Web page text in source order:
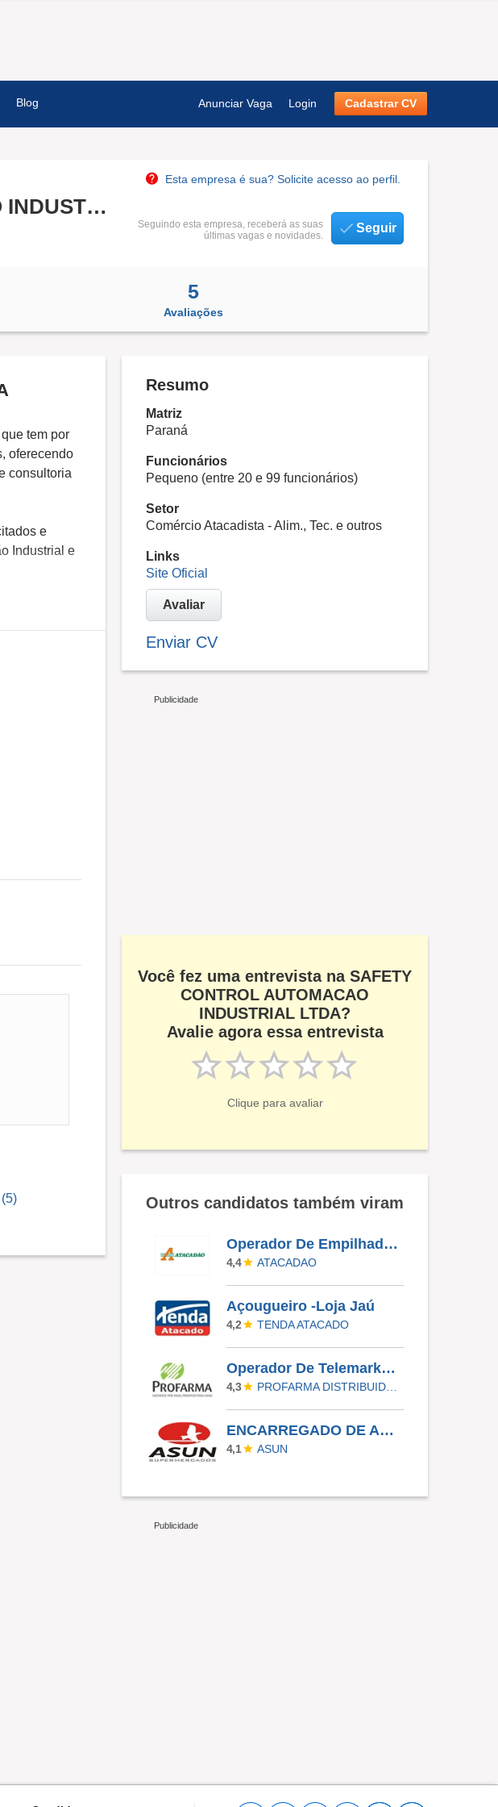
Blog Anunciar Vaga Login Cadastrar CV
Esta empresa é sua? Solicite acesso ao perfil.
SAFETY CONTROL AUTOMACAO INDUSTRIAL LTDA
Seguindo esta empresa, receberá as suas
últimas vagas e novidades.
Seguir
5
Avaliações
tem por
oferecendo
consultoria
e
Industrial e
Resumo
Matriz
Paraná
Funcionários
Pequeno (entre 20 e 99 funcionários)
Setor
Comércio Atacadista - Alim., Tec. e outros
Links
Site Oficial
Avaliar
Enviar CV
Você fez uma entrevista na SAFETY
CONTROL AUTOMACAO
INDUSTRIAL LTDA?
Avalie agora essa entrevista
Clique para avaliar
Outros candidatos também viram
Operador De Empilhadeira | ATACADÃO- PRIMAVERA DO LESTE-MT
4,4 ATACADAO
Açougueiro -Loja Jaú
4,2 TENDA ATACADO
Operador De Telemarketing
4,3
ENCARREGADO DE AÇOUGUE - ASUN JUCA BATISTA (PORTO ALEGRE)
4,1 ASUN